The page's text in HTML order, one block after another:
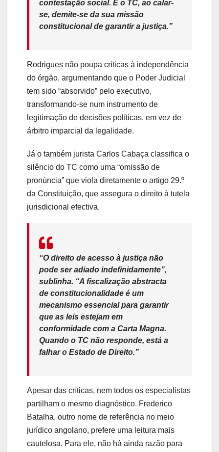
contestação social. E o TC, ao calar-
se, demite-se da sua missão
constitucional de garantir a justiça.”
Rodrigues não poupa críticas à independência
do órgão, argumentando que o Poder Judicial
tem sido “absorvido” pelo executivo,
transformando-se num instrumento de
legitimação de decisões políticas, em vez de
árbitro imparcial da legalidade.
Já o também jurista Carlos Cabaça classifica o
silêncio do TC como uma “omissão de
pronúncia” que viola diretamente o artigo 29.º
da Constituição, que assegura o direito à tutela
jurisdicional efectiva.
“O direito de acesso à justiça não
pode ser adiado indefinidamente”,
sublinha. “A fiscalização abstracta
de constitucionalidade é um
mecanismo essencial para garantir
que as leis estejam em
conformidade com a Carta Magna.
Quando o TC não responde, está a
falhar o Estado de Direito.”
Apesar das críticas, nem todos os especialistas
partilham o mesmo diagnóstico. Frederico
Batalha, outro nome de referência no meio
jurídico angolano, prefere uma leitura mais
cautelosa. Para ele, não há ainda razão para